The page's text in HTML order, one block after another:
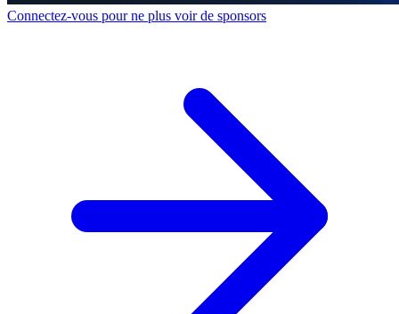
Connectez-vous pour ne plus voir de sponsors